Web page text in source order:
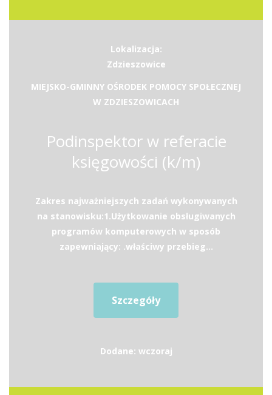
Lokalizacja:
Zdzieszowice
MIEJSKO-GMINNY OŚRODEK POMOCY SPOŁECZNEJ
W ZDZIESZOWICACH
Podinspektor w referacie
księgowości (k/m)
Zakres najważniejszych zadań wykonywanych
na stanowisku:1.Użytkowanie obsługiwanych
programów komputerowych w sposób
zapewniający: .właściwy przebieg...
Szczegóły
Dodane: wczoraj